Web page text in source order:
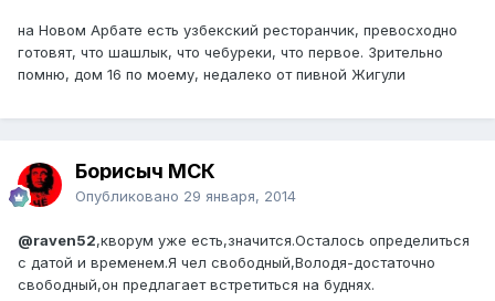
на Новом Арбате есть узбекский ресторанчик, превосходно
готовят, что шашлык, что чебуреки, что первое. Зрительно
помню, дом 16 по моему, недалеко от пивной Жигули
Борисыч МСК
Опубликовано 29 января, 2014
@raven52,кворум уже есть,значится.Осталось определиться
с датой и временем.Я чел свободный,Володя-достаточно
свободный,он предлагает встретиться на буднях.